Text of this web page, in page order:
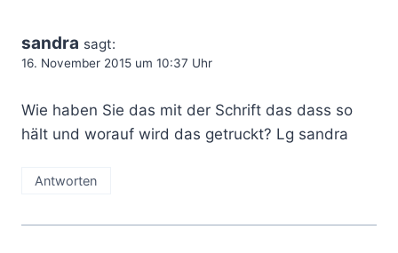
sandra sagt:
16. November 2015 um 10:37 Uhr
Wie haben Sie das mit der Schrift das dass so
hält und worauf wird das getruckt? Lg sandra
Antworten